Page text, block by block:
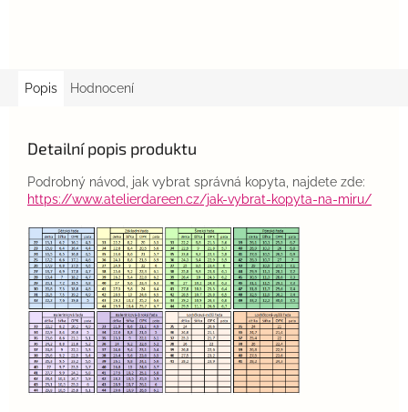
Popis Hodnocení
Detailní popis produktu
Podrobný návod, jak vybrat správná kopyta, najdete zde:
https://www.atelierdareen.cz/jak-vybrat-kopyta-na-miru/